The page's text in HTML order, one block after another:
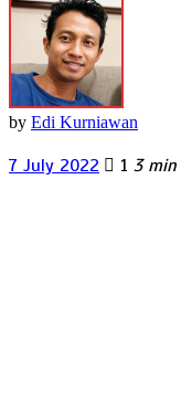
by Edi Kurniawan
7 July 2022 1 3 min